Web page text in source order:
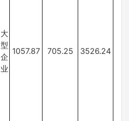
大
型
企
业
1057.87 705.25 3526.24